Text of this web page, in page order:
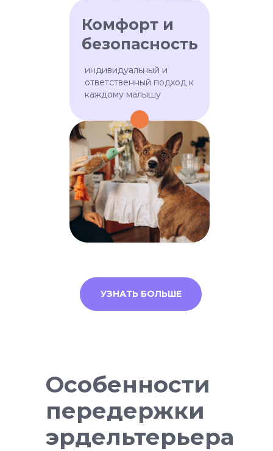
индивидуальный и
ответственный подход к
каждому малышу
Комфорт и
безопасность
УЗНАТЬ БОЛЬШЕ
Особенности
передержки
эрдельтерьера
ПОДОБРАТЬ НЯНЮ
заботливых нянь